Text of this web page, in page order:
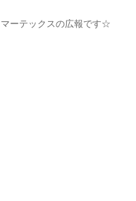
マーテックスの広報です☆